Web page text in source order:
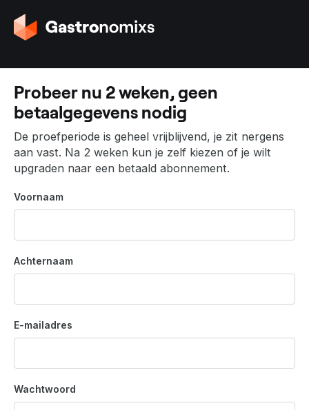
G
a
a
a
r
d
e
h
o
e
p
g
i
n
Probeer nu 2 weken, geen
betaalgegevens nodig
De proefperiode is geheel vrijblijvend, je zit nergens
aan vast. Na 2 weken kun je zelf kiezen of je wilt
upgraden naar een betaald abonnement.
Voornaam
Achternaam
E-mailadres
Wachtwoord